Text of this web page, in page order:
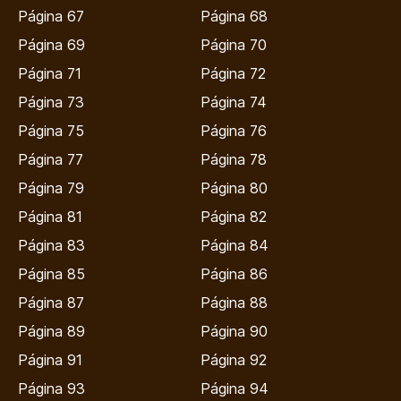
Página 67
Página 68
Página 69
Página 70
Página 71
Página 72
Página 73
Página 74
Página 75
Página 76
Página 77
Página 78
Página 79
Página 80
Página 81
Página 82
Página 83
Página 84
Página 85
Página 86
Página 87
Página 88
Página 89
Página 90
Página 91
Página 92
Página 93
Página 94